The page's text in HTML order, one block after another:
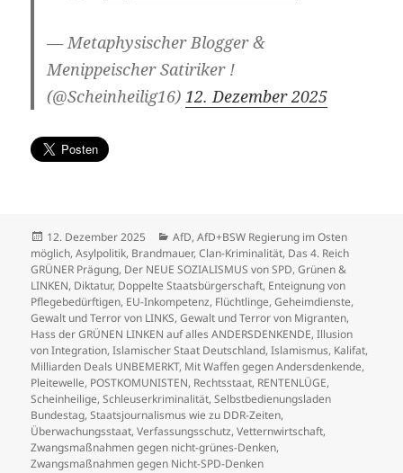
— Metaphysischer Blogger &
Menippeischer Satiriker !
(@Scheinheilig16) 12. Dezember 2025
Veröffentlicht
am
12. Dezember 2025 Kategorien
AfD,AfD+BSW Regierung im Osten
möglich,Asylpolitik, Brandmauer,Clan-Kriminalität, Das 4. Reich
GRÜNER Prägung, Der NEUE SOZIALISMUS von SPD, Grünen &
LINKEN, Diktatur, Doppelte Staatsbürgerschaft, Enteignung von
Pflegebedürftigen, EU-Inkompetenz, Flüchtlinge,Geheimdienste,
Gewalt und Terror von LINKS,Gewalt und Terror von Migranten,
Hass der GRÜNEN LINKEN auf alles ANDERSDENKENDE,Illusion
von Integration,Islamischer Staat Deutschland,Islamismus, Kalifat,
Milliarden Deals UNBEMERKT, Mit Waffen gegen Andersdenkende,
Pleitewelle, POSTKOMUNISTEN, Rechtsstaat, RENTENLÜGE,
Scheinheilige,Schleuserkriminalität,Selbstbedienungsladen
Bundestag,Staatsjournalismus wie zu DDR-Zeiten,
Überwachungsstaat,Verfassungsschutz,Vetternwirtschaft,
Zwangsmaßnahmen gegen nicht-grünes-Denken,
Zwangsmaßnahmen gegen Nicht-SPD-Denken